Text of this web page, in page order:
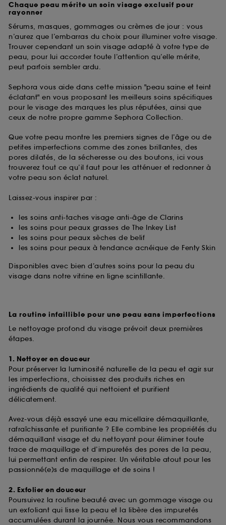
Chaque peau mérite un soin visage exclusif pour
rayonner
Sérums, masques, gommages ou crèmes de jour : vous
n’aurez que l’embarras du choix pour illuminer votre visage.
Trouver cependant un soin visage adapté à votre type de
peau, pour lui accorder toute l’attention qu’elle mérite,
peut parfois sembler ardu.
Sephora vous aide dans cette mission "peau saine et teint
éclatant" en vous proposant les meilleurs soins spécifiques
pour le visage des marques les plus réputées, ainsi que
ceux de notre propre gamme Sephora Collection.
Que votre peau montre les premiers signes de l’âge ou de
petites imperfections comme des zones brillantes, des
pores dilatés, de la sécheresse ou des boutons, ici vous
trouverez tout ce qu’il faut pour les atténuer et redonner à
votre peau son éclat naturel.
Laissez-vous inspirer par :
les soins anti-taches visage anti-âge de Clarins
les soins pour peaux grasses de The Inkey List
les soins pour peaux sèches de belif
les soins pour peaux à tendance acnéique de Fenty Skin
Disponibles avec bien d’autres soins pour la peau du
visage dans notre vitrine en ligne scintillante.
La routine infaillible pour une peau sans imperfections
Le nettoyage profond du visage prévoit deux premières
étapes.
1. Nettoyer en douceur
Pour préserver la luminosité naturelle de la peau et agir sur
les imperfections, choisissez des produits riches en
ingrédients de qualité qui nettoient et purifient
délicatement.
Avez-vous déjà essayé une eau micellaire démaquillante,
rafraîchissante et purifiante ? Elle combine les propriétés du
démaquillant visage et du nettoyant pour éliminer toute
trace de maquillage et d’impuretés des pores de la peau,
lui permettant enfin de respirer. Un véritable atout pour les
passionné(e)s de maquillage et de soins !
2. Exfolier en douceur
Poursuivez la routine beauté avec un gommage visage ou
un exfoliant qui lisse la peau et la libère des impuretés
accumulées durant la journée. Nous vous recommandons